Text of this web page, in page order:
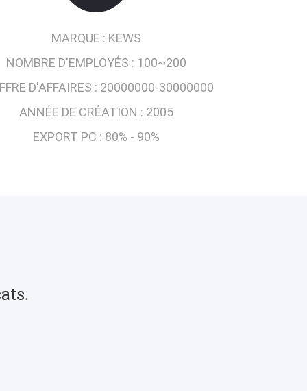
MARQUE : KEWS
NOMBRE D'EMPLOYÉS : 100~200
D'AFFAIRES : 20000000-30000000
ANNÉE DE CRÉATION : 2005
EXPORT PC : 80% - 90%